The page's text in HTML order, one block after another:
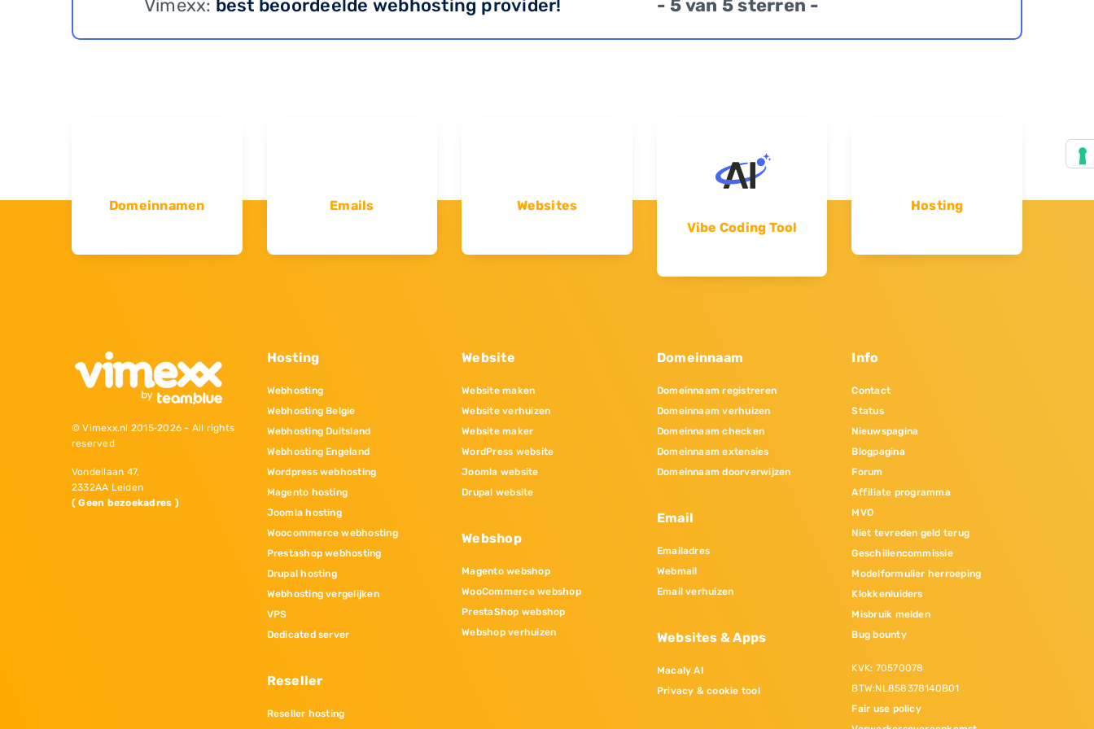
Vimexx: best beoordeelde webhosting provider! - 5 van 5 sterren -
Domeinnamen Emails
Websites
Vibe Coding Tool
Hosting
© Vimexx.nl 2015‐2026 - All rights
reserved
Vondellaan 47,
2332AA Leiden
( Geen bezoekadres )
Hosting
Webhosting
Webhosting Belgie
Webhosting Duitsland
Webhosting Engeland
Wordpress webhosting
Magento hosting
Joomla hosting
Woocommerce webhosting
Prestashop webhosting
Drupal hosting
Webhosting vergelijken
VPS
Dedicated server
Reseller
Reseller hosting
Website
Website maken
Website verhuizen
Website maker
WordPress website
Joomla website
Drupal website
Webshop
Magento webshop
WooCommerce webshop
PrestaShop webshop
Webshop verhuizen
Domeinnaam
Domeinnaam registreren
Domeinnaam verhuizen
Domeinnaam checken
Domeinnaam extensies
Domeinnaam doorverwijzen
Email
Emailadres
Webmail
Email verhuizen
Websites & Apps
Macaly AI
Privacy & cookie tool
Info
Contact
Status
Nieuwspagina
Blogpagina
Forum
Affiliate programma
MVO
Niet tevreden geld terug
Geschillencommissie
Modelformulier herroeping
Klokkenluiders
Misbruik melden
Bug bounty
KVK: 70570078
BTW:NL858378140B01
Fair use policy